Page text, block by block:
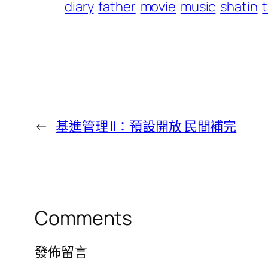
diary father movie music shatin
← 基進管理 II：預設開放 民間補完
Comments
發佈留言